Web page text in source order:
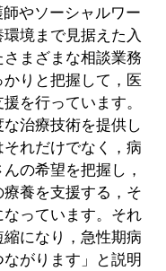
やソーシャルワー
境まで見据えた入
まざまな相談業務
りと把握して，医
を行っています。
治療技術を提供し
れだけでなく，病
の希望を把握し，
養を支援する，そ
っています。それ
になり，急性期病
がります」と説明